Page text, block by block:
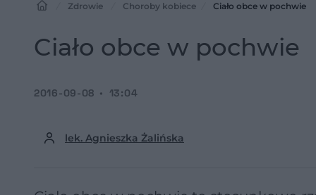
Zdrowie Choroby kobiece Ciało obce w pochwie
Ciało obce w pochwie
lek. Agnieszka Żalińska
2016-09-08 13:04